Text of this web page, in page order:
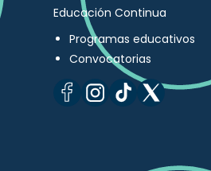
Educación Continua
Programas educativos
Convocatorias